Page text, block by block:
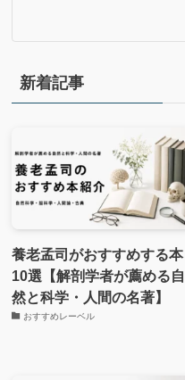
新着記事
養老孟司がおすすめする本
10選【解剖学者が薦める自
然と科学・人間の名著】
おすすめレーベル